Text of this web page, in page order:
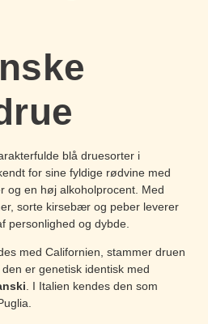
blå druesorter i
for sine fyldige rødvine med
og en høj alkoholprocent. Med
sorte kirsebær og peber leverer
personlighed og dybde.
med Californien, stammer druen
er genetisk identisk med
. I Italien kendes den som